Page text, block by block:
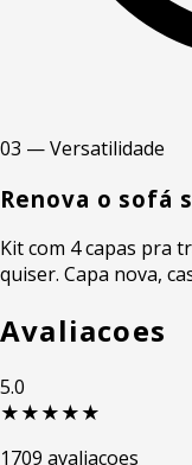
03 — Versatilidade
Renova o sofá
Kit com 4 capas pra
quiser. Capa nova,
Avaliacoes
5.0
★★★★★
1709 avaliacoes